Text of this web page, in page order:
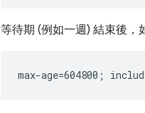
等待期 (例如一週) 結束後，